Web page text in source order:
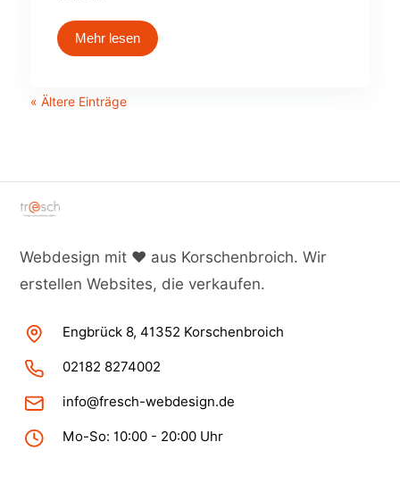
Mehr lesen
« Ältere Einträge
Webdesign mit ♥ aus Korschenbroich. Wir
erstellen Websites, die verkaufen.
Engbrück 8, 41352 Korschenbroich
02182 8274002
info@fresch-webdesign.de
Mo-So: 10:00 - 20:00 Uhr